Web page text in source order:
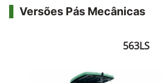
Versões Pás Mecânicas
563LS